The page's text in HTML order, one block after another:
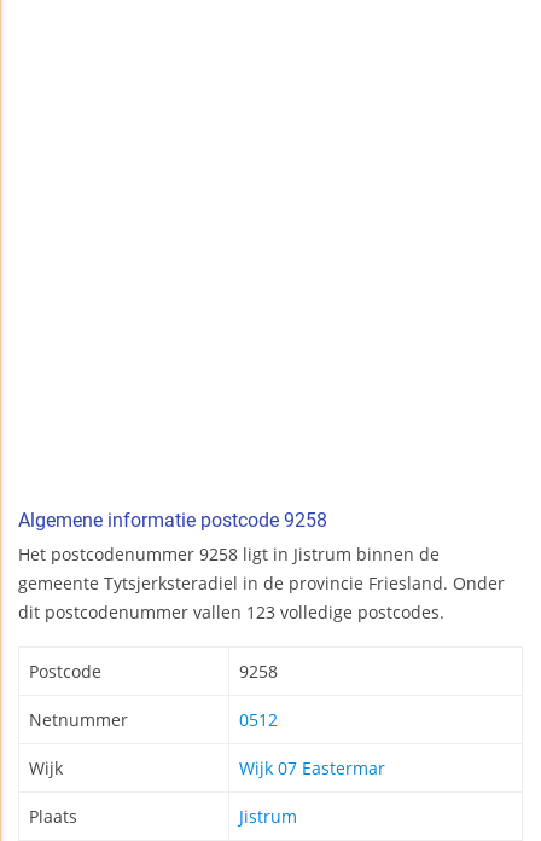
Algemene informatie postcode 9258
Het postcodenummer 9258 ligt in Jistrum binnen de
gemeente Tytsjerksteradiel in de provincie Friesland. Onder
dit postcodenummer vallen 123 volledige postcodes.
Postcode 9258
Netnummer 0512
Wijk Wijk 07 Eastermar
Plaats Jistrum